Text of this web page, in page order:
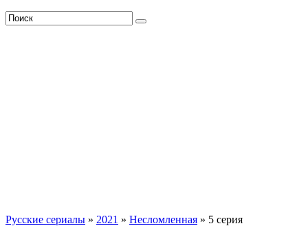
Русские сериалы » 2021 » Несломленная » 5 серия